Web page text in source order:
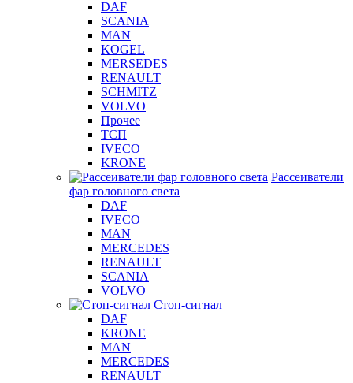
DAF
SCANIA
MAN
KOGEL
MERSEDES
RENAULT
SCHMITZ
VOLVO
Прочее
ТСП
IVECO
KRONE
Рассеиватели
фар головного света
DAF
IVECO
MAN
MERCEDES
RENAULT
SCANIA
VOLVO
Стоп-сигнал
DAF
KRONE
MAN
MERCEDES
RENAULT